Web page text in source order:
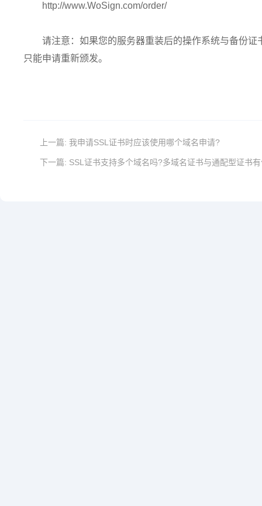
http://www.WoSign.com/order/
请注意：如果您的服务器重装后的操作系统与备份
只能申请重新颁发。
上一篇: 我申请SSL证书时应该使用哪个域名申请?
下一篇: SSL证书支持多个域名吗?多域名证书与通配型证书